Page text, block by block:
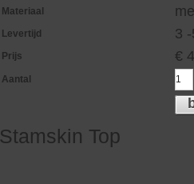
Materiaal
Levertijd 3
Prijs €
Aantal
Stamskin Top